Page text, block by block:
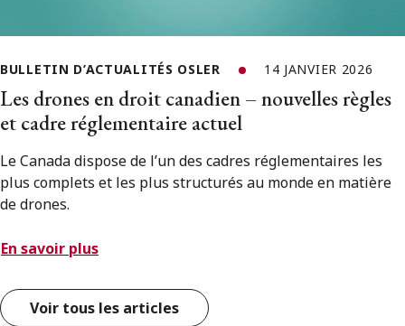
BULLETIN D’ACTUALITÉS OSLER 14 JANVIER 2026
Les drones en droit canadien – nouvelles règles
et cadre réglementaire actuel
Le Canada dispose de l’un des cadres réglementaires les
plus complets et les plus structurés au monde en matière
de drones.
En savoir plus
Voir tous les articles